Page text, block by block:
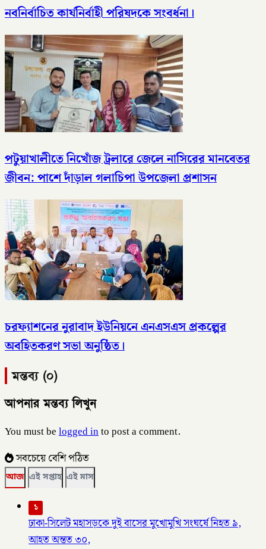
নবনির্বাচিত কার্যনির্বাহী পরিষদকে সংবর্ধনা।
পটুয়াখালীতে নিখোঁজ ট্রলারে জেলে নাসিরের মানবেতর
জীবন: পাশে দাঁড়াল গলাচিপা উপজেলা প্রশাসন
চরফ্যাশনের নুরাবাদ ইউনিয়নে এনএসএস প্রকল্পের
অবহিতকরণ সভা অনুষ্ঠিত।
মন্তব্য (০)
আপনার মন্তব্য লিখুন
You must belogged into post a comment.
সবচেয়ে বেশি পঠিত
আজ এই সপ্তাহ এই মাস
১
ঢাকা-সিলেট মহাসড়কে দুই বাসের মুখোমুখি সংঘর্ষে নিহত ৯,
আহত অন্তত ৩০,